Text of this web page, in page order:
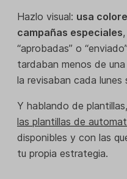
Hazlo visual: usa
campañas especiales
“aprobadas” o
tardaban menos de
la revisaban cada lunes
Y hablando de plantillas,
las plantillas de
disponibles y con las
tu propia estrategia.